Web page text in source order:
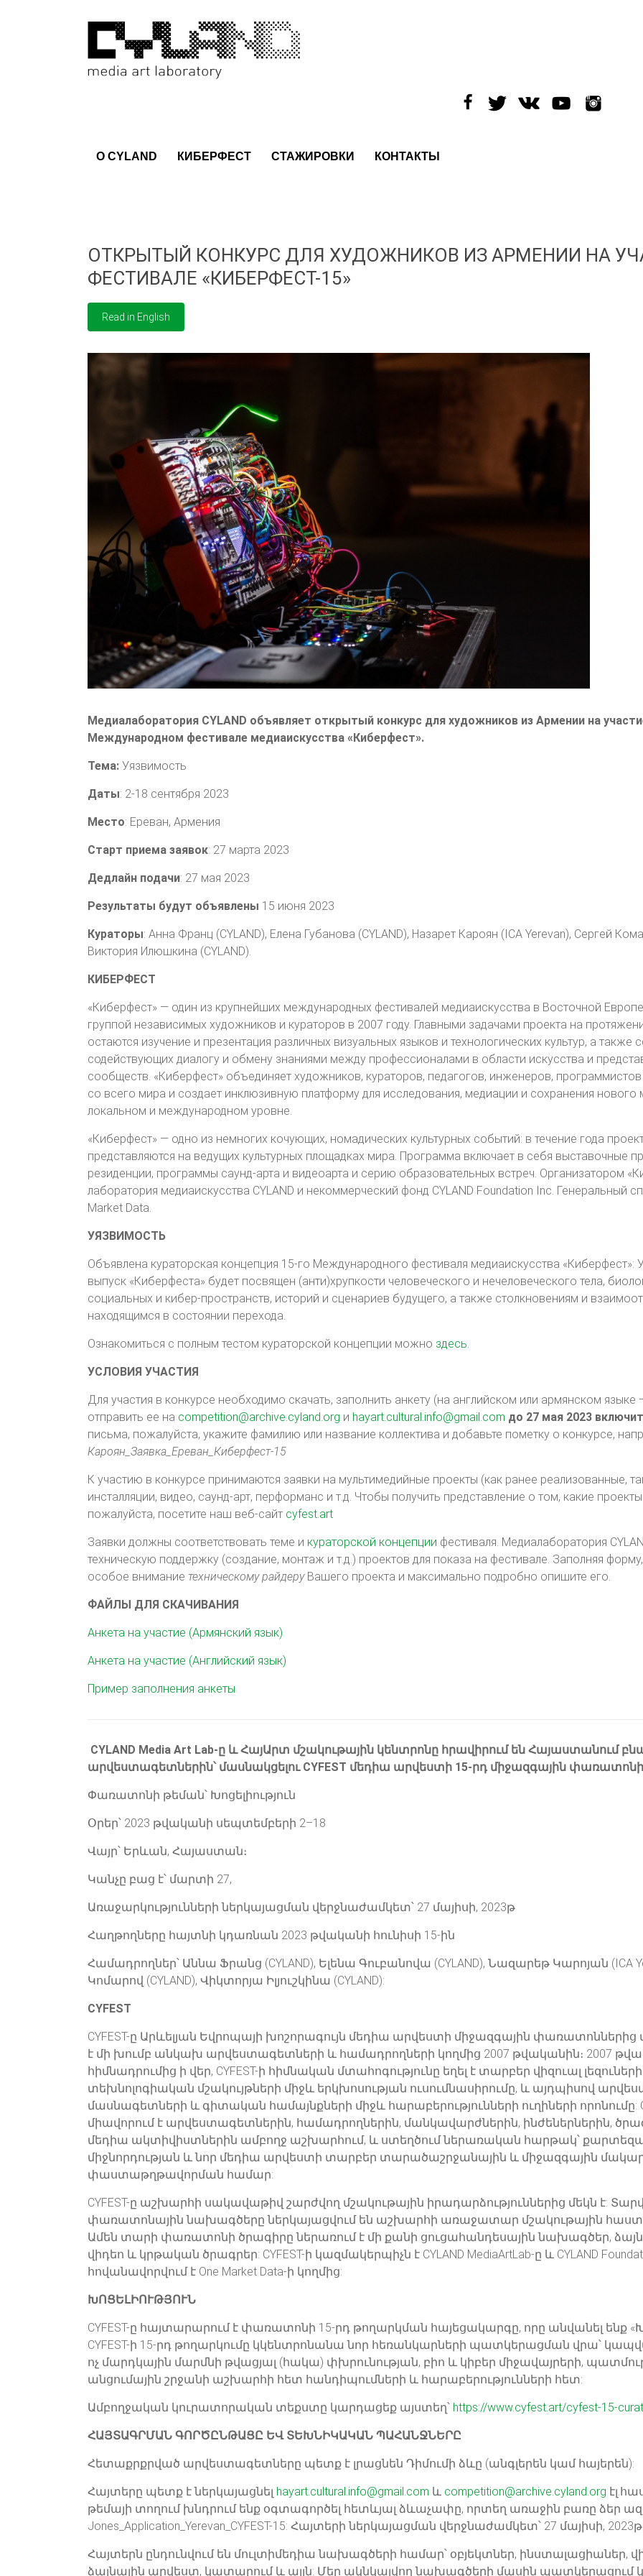
О CYLAND КИБЕРФЕСТ СТАЖИРОВКИ КОНТАКТЫ
ОТКРЫТЫЙ КОНКУРС ДЛЯ ХУДОЖНИКОВ ИЗ АРМЕНИИ НА
ФЕСТИВАЛЕ «КИБЕРФЕСТ-15»
Медиалаборатория CYLAND объявляет открытый конкурс для художников из Армении на
Международном фестивале медиаискусства «Киберфест».
Тема: Уязвимость
Даты: 2-18 сентября 2023
Место: Ереван, Армения
Старт приема заявок: 27 марта 2023
Дедлайн подачи: 27 мая 2023
Результаты будут объявлены 15 июня 2023
Кураторы: Анна Франц (CYLAND), Елена Губанова (CYLAND), Назарет Кароян (ICA Yerevan), Сергей
Виктория Илюшкина (CYLAND).
КИБЕРФЕСТ
«Киберфест» — один из крупнейших международных фестивалей медиаискусства в Восточной
группой независимых художников и кураторов в 2007 году. Главными задачами проекта на
остаются изучение и презентация различных визуальных языков и технологических культур, а также
содействующих диалогу и обмену знаниями между профессионалами в области искусства и
сообществ. «Киберфест» объединяет художников, кураторов, педагогов, инженеров,
со всего мира и создает инклюзивную платформу для исследования, медиации и сохранения нового
локальном и международном уровне.
«Киберфест» — одно из немногих кочующих, номадических культурных событий: в течение года
представляются на ведущих культурных площадках мира. Программа включает в себя выставочные
резиденции, программы саунд-арта и видеоарта и серию образовательных встреч. Организатором
лаборатория медиаискусства CYLAND и некоммерческий фонд CYLAND Foundation Inc. Генеральный
Market Data.
УЯЗВИМОСТЬ
Объявлена кураторская концепция 15-го Международного фестиваля медиаискусства «Киберфест»:
выпуск «Киберфеста» будет посвящен (анти)хрупкости человеческого и нечеловеческого тела,
социальных и кибер-пространств, историй и сценариев будущего, а также столкновениям и
находящимся в состоянии перехода.
Ознакомиться с полным тестом кураторской концепции можно здесь.
УСЛОВИЯ УЧАСТИЯ
Для участия в конкурсе необходимо скачать, заполнить анкету (на английском или армянском
отправить ее на competition@archive.cyland.org и hayart.cultural.info@gmail.com до 27 мая 2023
письма, пожалуйста, укажите фамилию или название коллектива и добавьте пометку о конкурсе,
Кароян_Заявка_Ереван_Киберфест-15
К участию в конкурсе принимаются заявки на мультимедийные проекты (как ранее реализованные,
инсталляции, видео, саунд-арт, перформанс и т.д. Чтобы получить представление о том, какие
пожалуйста, посетите наш веб-сайт cyfest.art
Заявки должны соответствовать теме и кураторской концепции фестиваля. Медиалаборатория
техническую поддержку (создание, монтаж и т.д.) проектов для показа на фестивале. Заполняя
особое внимание техническому райдеруВашего проекта и максимально подробно опишите его.
ФАЙЛЫ ДЛЯ СКАЧИВАНИЯ
Анкета на участие (Армянский язык)
Анкета на участие (Английский язык)
Пример заполнения анкеты
CYLAND Media Art Lab-ը և ՀայԱրտ մշակութային կենտրոնը հրավիրում են Հայաստանում
արվեստագետներին՝ մասնակցելու CYFEST մեդիա արվեստի 15-րդ միջազգային
Փառատոնի թեման՝ Խոցելիություն
Օրեր՝ 2023 թվականի սեպտեմբերի 2–18
Վայր՝ Երևան, Հայաստան։
Կանչը բաց է՝ մարտի 27,
Առաջարկությունների ներկայացման վերջնաժամկետ՝ 27 մայիսի, 2023թ
Հաղթողները հայտնի կդառնան 2023 թվականի հունիսի 15-ին
Համադրողներ՝ Աննա Ֆրանց (CYLAND), Ելենա Գուբանովա (CYLAND), Նազարեթ Կարոյան (ICA
Կոմարով (CYLAND), Վիկտորյա Իլյուշկինա (CYLAND):
CYFEST
CYFEST-ը Արևելյան Եվրոպայի խոշորագույն մեդիա արվեստի միջազգային փառատոններից
է մի խումբ անկախ արվեստագետների և համադրողների կողմից 2007 թվականին։ 2007
հիմնադրումից ի վեր, CYFEST-ի հիմնական մտահոգությունը եղել է տարբեր վիզուալ
տեխնոլոգիական մշակույթների միջև երկխոսության ուսումնասիրումը, և այդպիսով
մասնագետների և գիտական համայնքների միջև հարաբերությունների ուղիների որոնումը:
միավորում է արվեստագետներին, համադրողներին, մանկավարժներին, ինժեներներին,
մեդիա ակտիվիստներին ամբողջ աշխարհում, և ստեղծում ներառական հարթակ՝
միջնորդության և նոր մեդիա արվեստի տարբեր տարածաշրջանային և միջազգային
փաստաթղթավորման համար:
CYFEST-ը աշխարհի սակավաթիվ շարժվող մշակութային իրադարձություններից մեկն է:
փառատոնային նախագծերը ներկայացվում են աշխարհի առաջատար մշակութային
Ամեն տարի փառատոնի ծրագիրը ներառում է մի քանի ցուցահանդեսային նախագծեր,
վիդեո և կրթական ծրագրեր: CYFEST-ի կազմակերպիչն է CYLAND MediaArtLab-ը և CYLAND
հովանավորվում է One Market Data-ի կողմից:
ԽՈՑԵԼԻՈՒԹՅՈՒՆ
CYFEST-ը հայտարարում է փառատոնի 15-րդ թողարկման հայեցակարգը, որը անվանել ենք
CYFEST-ի 15-րդ թողարկումը կկենտրոնանա նոր հեռանկարների պատկերացման վրա՝
ոչ մարդկային մարմնի թվացյալ (հակա) փխրունության, բիո և կիբեր միջավայրերի,
անցումային շրջանի աշխարհի հետ հանդիպումների և հարաբերությունների հետ:
Ամբողջական կուրատորական տեքստը կարդացեք այստեղ՝ https://www.cyfest.art/cyfest-15-
ՀԱՅՏԱԳՐՄԱՆ ԳՈՐԾԸՆԹԱՑԸ ԵՎ ՏԵԽՆԻԿԱԿԱՆ ՊԱՀԱՆՋՆԵՐԸ
Հետաքրքրված արվեստագետները պետք է լրացնեն Դիմումի ձևը (անգլերեն կամ հայերեն):
Հայտերը պետք է ներկայացնել hayart.cultural.info@gmail.com և competition@archive.cyland.org
թեմայի տողում խնդրում ենք օգտագործել հետևյալ ձևաչափը, որտեղ առաջին բառը ձեր
Jones_Application_Yerevan_CYFEST-15: Հայտերի ներկայացման վերջնաժամկետ՝ 27 մայիսի, 2023թ.
Հայտերն ընդունվում են մուլտիմեդիա նախագծերի համար՝ օբյեկտներ, ինստալացիաներ,
ձայնային արվեստ, կատարում և այլն: Մեր ակնկալվող նախագծերի մասին պատկերացում